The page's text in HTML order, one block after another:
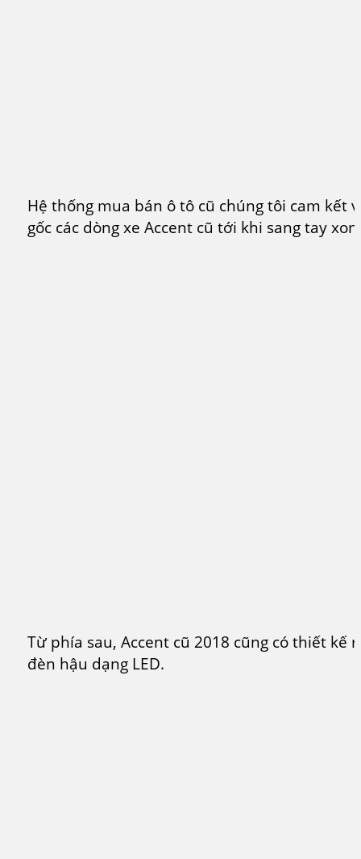
Hệ thống mua bán ô tô cũ chúng tôi cam kết
gốc các dòng xe Accent cũ tới khi sang tay
Từ phía sau, Accent cũ 2018 cũng có thiết kế
đèn hậu dạng LED.